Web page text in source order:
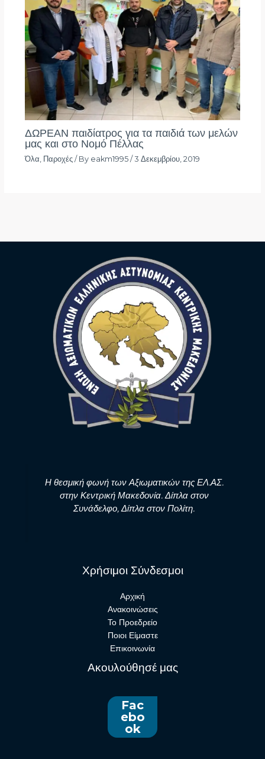
ΔΩΡΕΑΝ παιδίατρος για τα παιδιά των μελών
μας και στο Νομό Πέλλας
Όλα Παροχές/ By eakm1995 /3 Δεκεμβρίου, 2019
Η θεσμική φωνή των Αξιωματικών της ΕΛ.ΑΣ.
στην Κεντρική Μακεδονία. Δίπλα στον
Συνάδελφο, Δίπλα στον Πολίτη.
Χρήσιμοι Σύνδεσμοι
Αρχική
Ανακοινώσεις
Το Προεδρείο
Ποιοι Είμαστε
Επικοινωνία
Ακουλούθησέ μας
Fac
ebo
ok